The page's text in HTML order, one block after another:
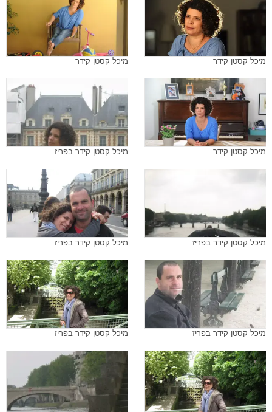
מיכל קסטן קידר מיכל קסטן קידר
מיכל קסטן קידר מיכל קסטן קידר בפריז
מיכל קסטן קידר בפריז מיכל קסטן קידר בפריז
מיכל קסטן קידר בפריז מיכל קסטן קידר בפריז